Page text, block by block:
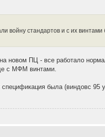
войну стандартов и с их
новом ПЦ - все работало
с МФМ винтами.
была (виндовс 95